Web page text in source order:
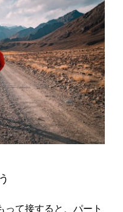
って接すると、パート